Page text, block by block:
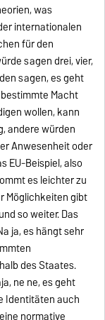
was
internationalen
für den
sagen drei, vier,
sagen, es geht
Macht
wollen, kann
andere würden
Anwesenheit oder
EU-Beispiel, also
es leichter zu
Möglichkeiten gibt
so weiter. Das
ja, es hängt sehr
des Staates.
ne ne, es geht
Identitäten auch
normative